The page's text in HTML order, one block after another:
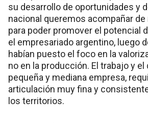
su desarrollo de oportunidades y
nacional queremos acompañar
para poder promover el potencial
el empresariado argentino, luego
habían puesto el foco en la
no en la producción. El trabajo y el
pequeña y mediana empresa,
articulación muy fina y
los territorios.